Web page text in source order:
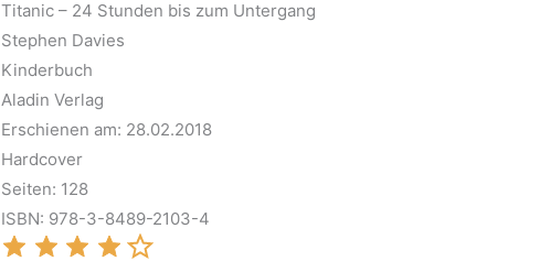
Titanic – 24 Stunden bis zum Untergang
Stephen Davies
Kinderbuch
Aladin Verlag
Erschienen am: 28.02.2018
Hardcover
Seiten: 128
ISBN: 978-3-8489-2103-4